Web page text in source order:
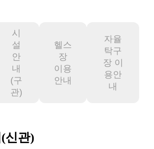
시
설
안
내
(구
관)
헬스
장
이용
안내
자율
탁구
장 이
용안
내
신관)